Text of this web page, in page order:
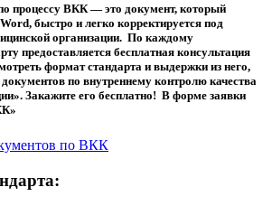
процессу ВКК — это документ, который
быстро и легко корректируется под
организации. По каждому
предоставляется бесплатная консультация
формат стандарта и выдержки из него,
по внутреннему контролю качества
Закажите его бесплатно! В форме заявки
по ВКК